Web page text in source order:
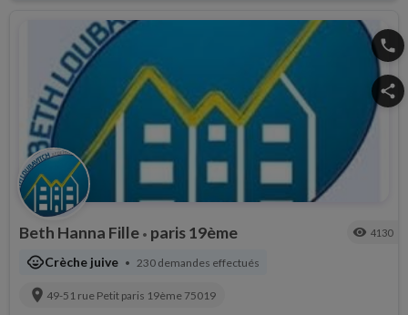
phone
share
Beth Hanna Fille • paris 19ème visibility 4130
child_careCrèche juive • 230 demandes effectués
location_on 49-51 rue Petit paris 19ème 75019